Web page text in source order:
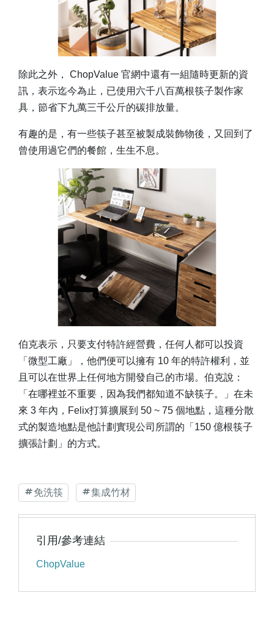
除此之外， ChopValue 官網中還有一組隨時更新的資
訊，表示迄今為止，已使用六千八百萬根筷子製作家
具，節省下九萬三千公斤的碳排放量。
有趣的是，有一些筷子甚至被製成裝飾物後，又回到了
曾使用過它們的餐館，生生不息。
伯克表示，只要支付特許經營費，任何人都可以投資
「微型工廠」，他們便可以擁有 10 年的特許權利，並
且可以在世界上任何地方開發自己的市場。伯克說：
「在哪裡並不重要，因為我們都知道不缺筷子。」在未
來 3 年內，Felix打算擴展到 50 ~ 75 個地點，這種分散
式的製造地點是他計劃實現公司所謂的「150 億根筷子
擴張計劃」的方式。
免洗筷 集成竹材
引用/參考連結
ChopValue